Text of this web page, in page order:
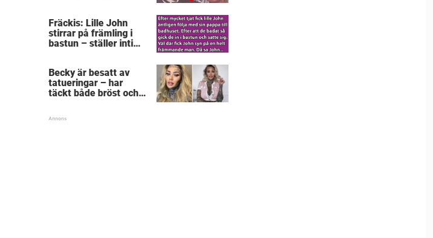
Fräckis: Lille John
stirrar på främling i
bastun – ställer intim
Becky är besatt av
tatueringar – har
täckt både bröst och